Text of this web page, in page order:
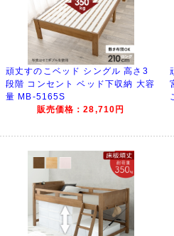
頑丈すのこベッド シングル 高さ3
段階 コンセント ベッド下収納 大容
量 MB-5165S
販売価格：28,710円